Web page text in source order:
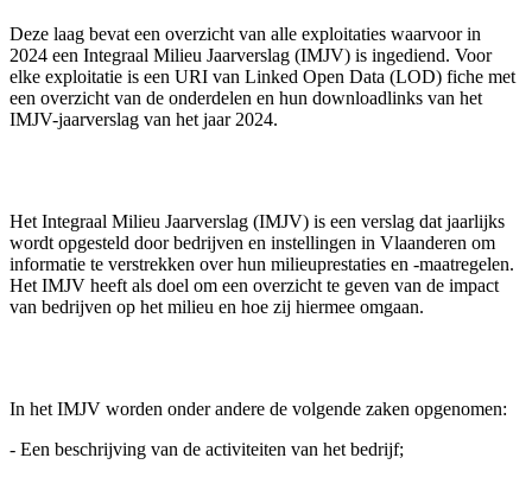
Deze laag bevat een overzicht van alle exploitaties waarvoor in
2024 een Integraal Milieu Jaarverslag (IMJV) is ingediend. Voor
elke exploitatie is een URI van Linked Open Data (LOD) fiche met
een overzicht van de onderdelen en hun downloadlinks van het
IMJV-jaarverslag van het jaar 2024.
Het Integraal Milieu Jaarverslag (IMJV) is een verslag dat jaarlijks
wordt opgesteld door bedrijven en instellingen in Vlaanderen om
informatie te verstrekken over hun milieuprestaties en -maatregelen.
Het IMJV heeft als doel om een overzicht te geven van de impact
van bedrijven op het milieu en hoe zij hiermee omgaan.
In het IMJV worden onder andere de volgende zaken opgenomen:
- Een beschrijving van de activiteiten van het bedrijf;